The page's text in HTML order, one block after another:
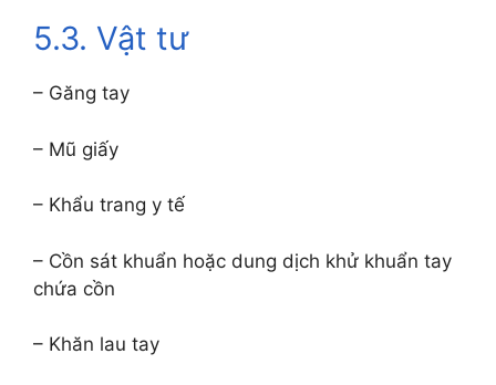
5.3. Vật tư
– Găng tay
– Mũ giấy
– Khẩu trang y tế
– Cồn sát khuẩn hoặc dung dịch khử khuẩn tay
chứa cồn
– Khăn lau tay